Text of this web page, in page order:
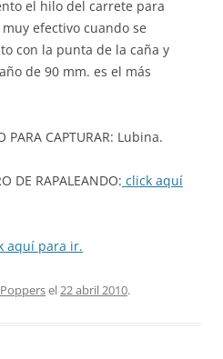
el hilo del carrete para
efectivo cuando se
con la punta de la caña y
de 90 mm. es el más
PARA CAPTURAR: Lubina.
DE RAPALEANDO: click aquí
aquí para ir.
Poppersel22 abril 2010.